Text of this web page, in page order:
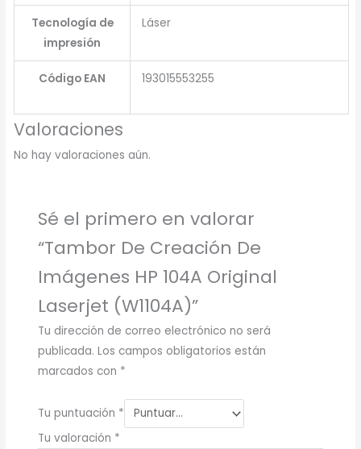
Tecnología de
impresión
Láser
Código EAN 193015553255
Valoraciones
No hay valoraciones aún.
Sé el primero en valorar
“Tambor De Creación De
Imágenes HP 104A Original
Laserjet (W1104A)”
Tu dirección de correo electrónico no será
publicada. Los campos obligatorios están
marcados con *
Tu puntuación *
Tu valoración *